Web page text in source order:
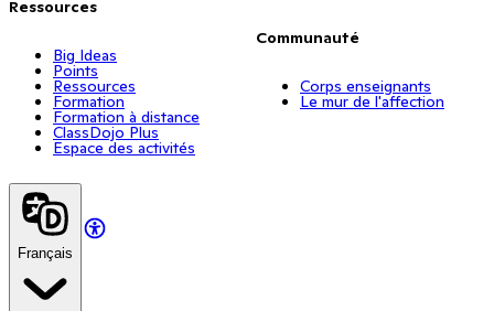
Ressources
Big Ideas
Points
Ressources
Formation
Formation à distance
ClassDojo Plus
Espace des activités
Communauté
Corps enseignants
Le mur de l'affection
Français